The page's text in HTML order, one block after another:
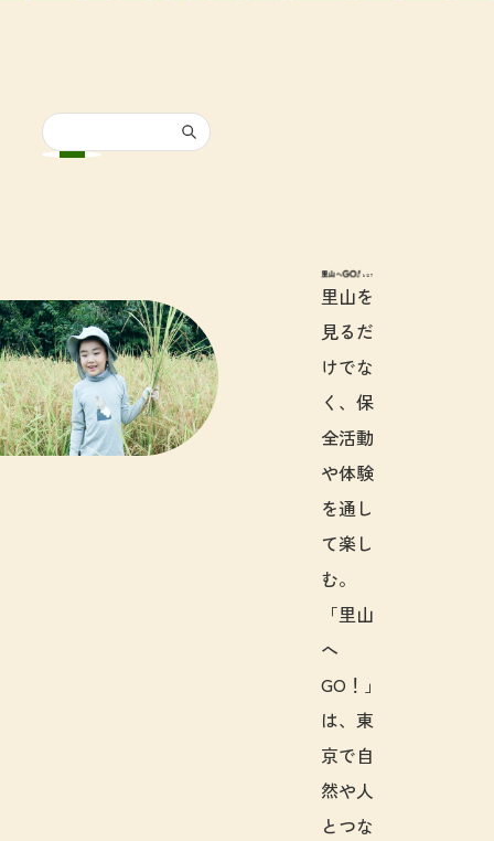
里山へGO!と
里山を
見るだ
けでな
く、保
全活動
や体験
を通し
て楽し
む。
「里山
へ
GO！」
は、東
京で自
然や人
とつな